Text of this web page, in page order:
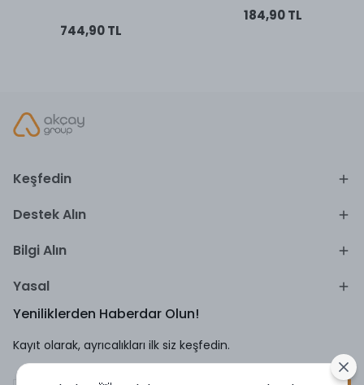
744,90 TL
184,90 TL
Keşfedin
Destek Alın
Bilgi Alın
Yasal
Yeniliklerden Haberdar Olun!
Kayıt olarak, ayrıcalıkları ilk siz keşfedin.